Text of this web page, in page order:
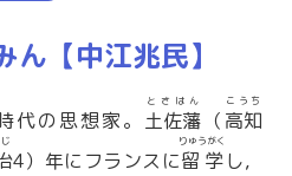
ん【中江兆民】
代の思想家。 土佐藩
とさはん
（ 高知
こうち
4）年にフランスに留学
りゅうがく
し，